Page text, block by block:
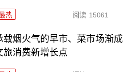
热 阅读 15061
载烟火气的早市、菜市场渐成
旅消费新增长点